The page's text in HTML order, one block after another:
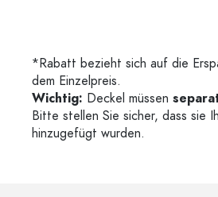
*Rabatt bezieht sich auf die
dem Einzelpreis.
Wichtig: Deckel müssen
Bitte stellen Sie sicher, dass sie
hinzugefügt wurden.